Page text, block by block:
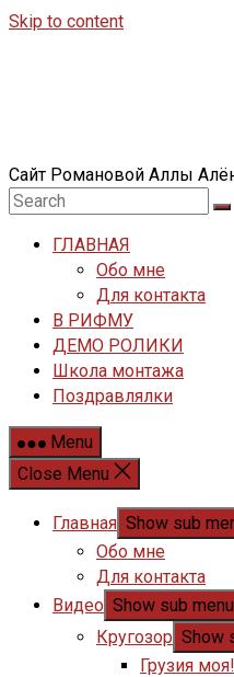
Skip to content
Сайт Романовой Аллы
ГЛАВНАЯ
Обо мне
Для контакта
В РИФМУ
ДЕМО РОЛИКИ
Школа монтажа
Поздравлялки
Menu
Close Menu
Главная Show sub
Обо мне
Для контакта
Видео Show sub menu
Кругозор Show
Грузия моя!